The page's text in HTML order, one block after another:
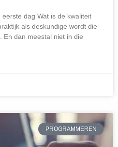
dag Wat is de kwaliteit
als deskundige wordt die
En dan meestal niet in die
PROGRAMMEREN